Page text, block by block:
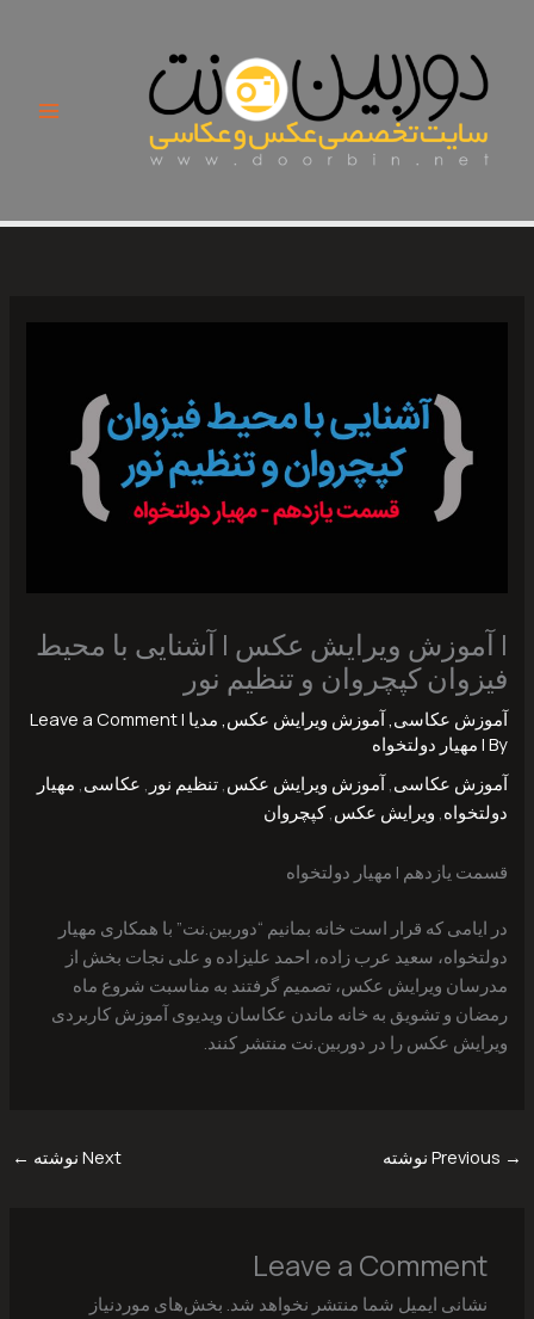
content
| آموزش ویرایش عکس | آشنایی با محیط
فیزوان کپچروان و تنظیم نور
آموزش عکاسی,آموزش ویرایش عکس, مدیا |
Leave a Comment
| By مهیار دولتخواه
آموزش عکاسی,آموزش ویرایش عکس,تنظیم نور , عکاسی, مهیار
دولتخواه, ویرایش عکس,کپچروان
قسمت یازدهم | مهیار دولتخواه
در ایامی که قرار است خانه بمانیم “دوربین.نت” با همکاری مهیار
دولتخواه، سعید عرب زاده، احمد علیزاده و علی نجات بخش از
مدرسان ویرایش عکس، تصمیم گرفتند به مناسبت شروع ماه
رمضان و تشویق به خانه ماندن عکاسان ویدیوی آموزش کاربردی
ویرایش عکس را در دوربین.نت منتشر کنند.
→ Next نوشته ←
Leave a Comment
نشانی ایمیل شما منتشر نخواهد شد. بخش‌های موردنیاز